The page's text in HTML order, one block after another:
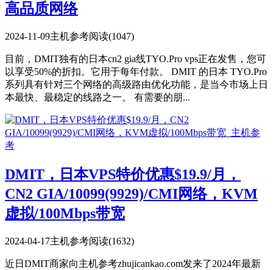
高品质网络
2024-11-09主机参考阅读(1047)
目前，DMIT独有的日本cn2 gia线TYO.Pro vps正在发售，您可
以享受50%的折扣。它用于每年付款。 DMIT 的日本 TYO.Pro
系列具有针对三个网络的高级路由优化功能，是当今市场上日
本最快、最稳定的线路之一。 有需要的朋...
DMIT，日本VPS特价优惠$19.9/月，
CN2 GIA/10099(9929)/CMI网络，KVM
虚拟/100Mbps带宽
2024-04-17主机参考阅读(1632)
近日DMIT商家向主机参考zhujicankao.com发来了2024年最新